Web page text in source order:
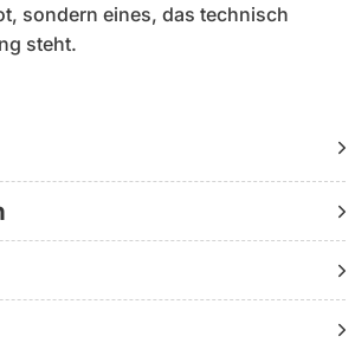
sondern eines, das technisch
steht.
Lagerung, maximale Flexibilität.
Küste morgen – ohne
ausgestattet:
Navigation mit Radar, GPS,
hydraulische Steuerung,
und zwei seitliche